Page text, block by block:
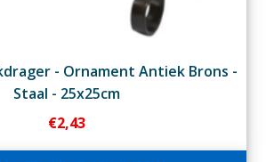
- Ornament Antiek Brons -
Staal - 25x25cm
€2,43